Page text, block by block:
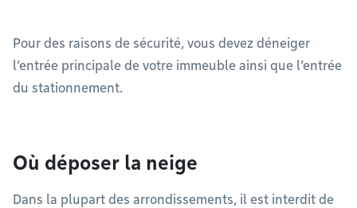
Pour des raisons de sécurité, vous devez déneiger
l’entrée principale de votre immeuble ainsi que l’entrée
du stationnement.
Où déposer la neige
Dans la plupart des arrondissements, il est interdit de